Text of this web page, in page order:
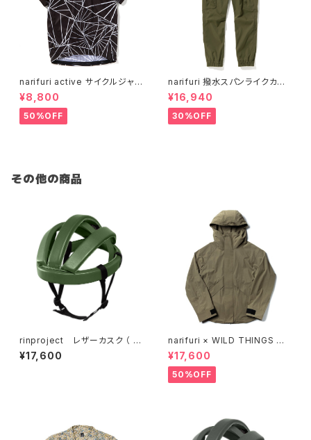
narifuri active サイクルジャ
ージ スプリット ( dazzle cam
o )
¥8,800
50%OFF
narifuri 撥水スパンライクカー
ゴジョガーズ
¥16,940
30%OFF
その他の商品
rinproject レザーカスク （ N
o.4002 ）MOSS GREEN
¥17,600
narifuri × WILD THINGS パッ
カブルデナリジャケット（ NFWT
02 ）
¥17,600
50%OFF